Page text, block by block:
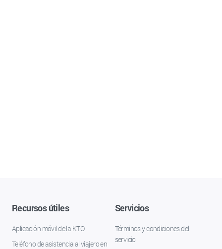
Recursos útiles
Aplicación móvil de la KTO
Teléfono de asistencia al viajero en
Servicios
Términos y condiciones del
servicio